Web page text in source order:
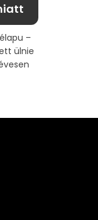
–
ülnie